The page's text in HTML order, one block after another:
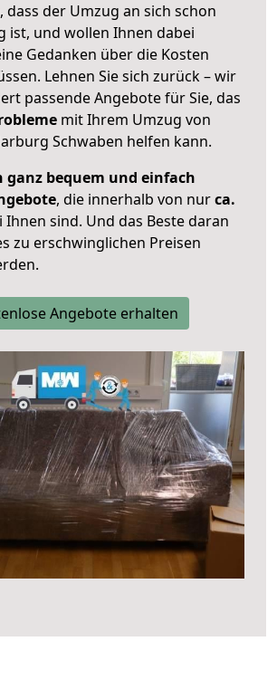
dass der Umzug an sich schon
ist, und wollen Ihnen dabei
Gedanken über die Kosten
Lehnen Sie sich zurück – wir
passende Angebote für Sie, das
mit Ihrem Umzug von
Schwaben helfen kann.
ganz bequem und einfach
, die innerhalb von nurca.
Ihnen sind. Und das Beste daran
zu erschwinglichen Preisen
Angebote erhalten